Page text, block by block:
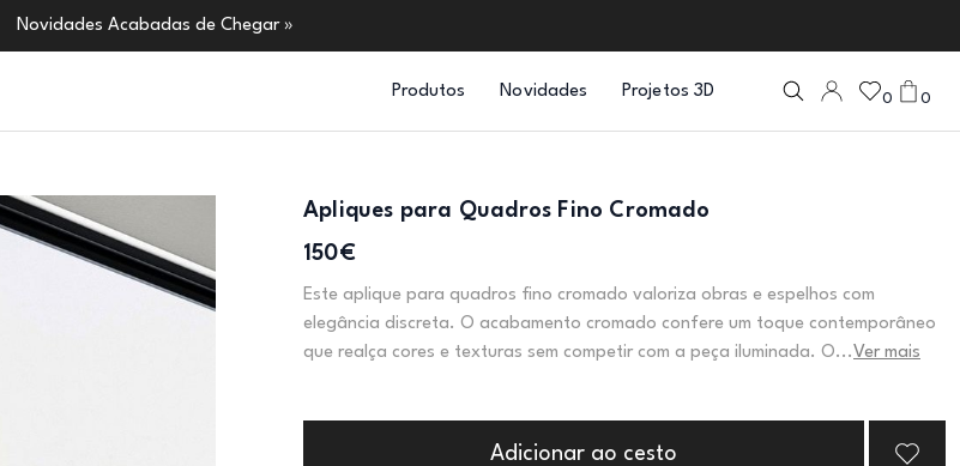
Novidades Acabadas de Chegar »
Produtos Novidades Projetos 3D 0 0
Apliques para Quadros Fino Cromado
150€
Este aplique para quadros fino cromado valoriza obras e espelhos com
elegância discreta. O acabamento cromado confere um toque contemporâneo
que realça cores e texturas sem competir com a peça iluminada. O... Ver mais
Adicionar ao cesto